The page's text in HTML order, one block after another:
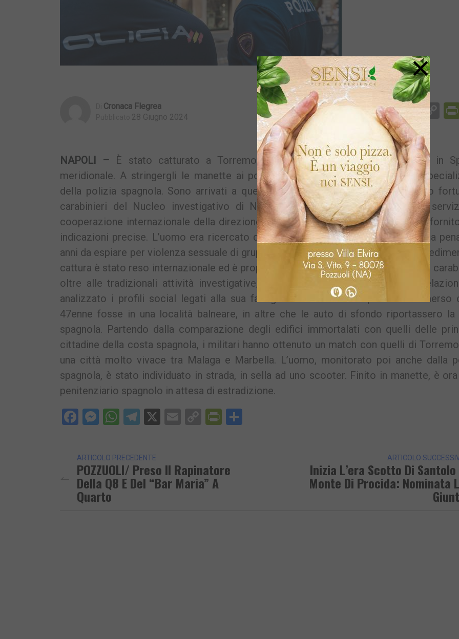
Cronaca Flegrea
28 Giugno 2024 Facebook
Messenger
WhatsApp
Telegram
X Email
NAPOLI – È stato catturato a Torremolinos, cittadina della Costa del Sol, in
meridionale. A stringergli le manette ai polsi la Udyco Central, articolazione
della polizia spagnola. Sono arrivati a quel 47enne napoletano non per un caso
carabinieri del Nucleo investigativo di Napoli, attraverso la mediazione del
cooperazione internazionale della direzione centrale di Polizia Criminale, hanno
indicazioni precise. L’uomo era ricercato dal 3 novembre 2022, sul suo capo una
anni da espiare per violenza sessuale di gruppo. Dal gennaio di quest’anno il
cattura è stato reso internazionale ed è proprio all’estero che è stato individuato. I
oltre alle tradizionali attività investigative, hanno monitorato il suo schema
analizzato i profili social legati alla sua famiglia. Da alcune foto postate è emerso
47enne fosse in una località balneare, in altre che le auto di sfondo riportassero la
spagnola. Partendo dalla comparazione degli edifici immortalati con quelli delle
cittadine della costa spagnola, i militari hanno ottenuto un match con quelli di
una città molto vivace tra Malaga e Marbella. L’uomo, monitorato poi anche dalla
spagnola, è stato individuato in strada, in sella ad uno scooter. Finito in manette, è
penitenziario spagnolo in attesa di estradizione.
Facebook
Messenger
WhatsApp
Telegram
X EmailCopyPrintFriendly
ARTICOLO PRECEDENTE
POZZUOLI/ Preso Il Rapinatore
Della Q8 E Del “Bar Maria” A
Quarto
ARTICOLO
Inizia L’era Scotto Di Santolo
Monte Di Procida: Nominata
×